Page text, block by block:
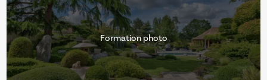
Formation photo